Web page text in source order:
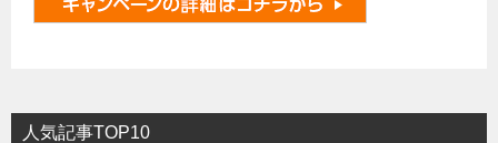
人気記事TOP10